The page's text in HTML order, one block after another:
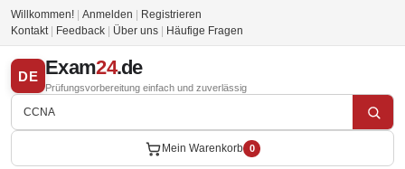
Willkommen! Anmelden
Registrieren
Kontakt
Feedback Über uns Häufige Fragen
DE Exam24.de
Prüfungsvorbereitung einfach und zuverlässig
Mein Warenkorb 0